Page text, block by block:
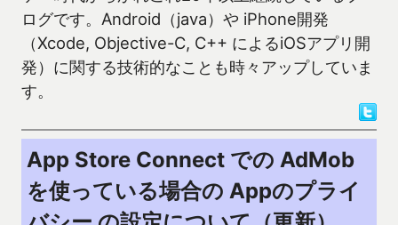
ログです。Android（java）や iPhone開発
（Xcode, Objective-C, C++ によるiOSアプリ開
発）に関する技術的なことも時々アップしていま
す。
App Store Connect での AdMob
を使っている場合の Appのプライ